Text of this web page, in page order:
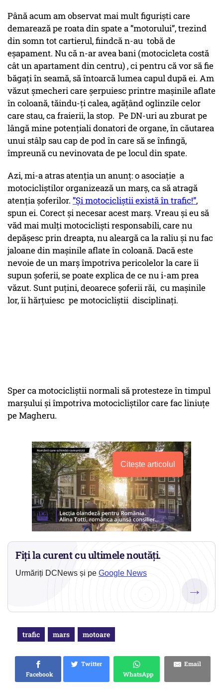
Până acum am observat mai mult figuriști care
demarează pe roata din spate a ”motorului”, trezind
din somn tot cartierul, fiindcă n-au tobă de
eșapament. Nu că n-ar avea bani (motocicleta costă
cât un apartament din centru) , ci pentru că vor să fie
băgați în seamă, să întoarcă lumea capul după ei. Am
văzut șmecheri care șerpuiesc printre mașinile aflate
în coloană, tăindu-ți calea, agățând oglinzile celor
care stau, ca fraierii, la stop. Pe DN-uri au zburat pe
lângă mine potențiali donatori de organe, în căutarea
unui stâlp sau cap de pod în care să se înfingă,
împreună cu nevinovata de pe locul din spate.
Azi, mi-a atras atenția un anunț: o asociație a
motocicliștilor organizează un marș, ca să atragă
atenția șoferilor. ”Și motocicliștii există în trafic!”,
spun ei. Corect și necesar acest marș. Vreau și eu să
văd mai mulți motocicliști responsabili, care nu
depășesc prin dreapta, nu aleargă ca la raliu și nu fac
jaloane din mașinile aflate în coloană. Dacă este
nevoie de un marș împotriva pericolelor la care îi
supun șoferii, se poate explica de ce nu i-am prea
văzut. Sunt puțini, deoarece șoferii răi, cu mașinile
lor, îi hărțuiesc pe motocicliștii disciplinați.
Sper ca motocicliștii normali să protesteze în timpul
marșului și împotriva motocicliștilor care fac liniuțe
pe Magheru.
Citește articolul
Fiți la curent cu ultimele noutăți.
Urmăriți DCNews și pe Google News
→
trafic mars motoare
Facebook
Twitter
WhatsApp
Email